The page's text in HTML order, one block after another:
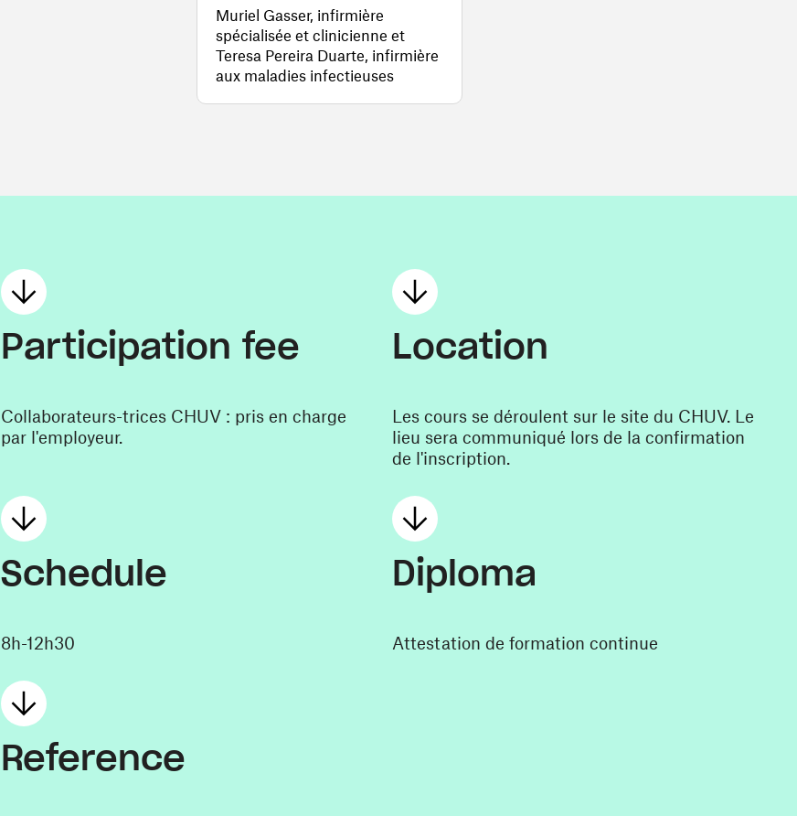
Muriel Gasser, infirmière
spécialisée et clinicienne et
Teresa Pereira Duarte, infirmière
aux maladies infectieuses
Participation fee
Collaborateurs-trices CHUV : pris en charge
par l'employeur.
Location
Les cours se déroulent sur le site du CHUV. Le
lieu sera communiqué lors de la confirmation
de l'inscription.
Schedule
8h-12h30
Diploma
Attestation de formation continue
Reference